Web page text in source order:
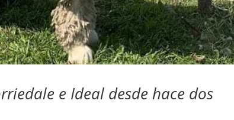
e Ideal desde hace dos